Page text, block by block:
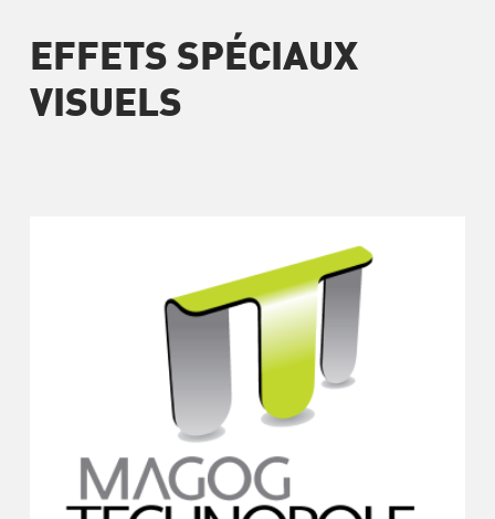
EFFETS SPÉCIAUX
VISUELS